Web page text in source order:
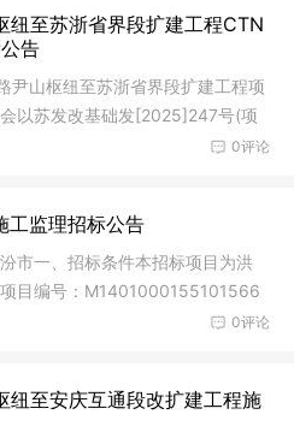
纽至苏浙省界段扩建工程CTN
告
尹山枢纽至苏浙省界段扩建工程项
以苏发改基础发[2025]247号(项
0评论
工监理招标公告
市一、招标条件本招标项目为洪
目编号：M1401000155101566
0评论
纽至安庆互通段改扩建工程施